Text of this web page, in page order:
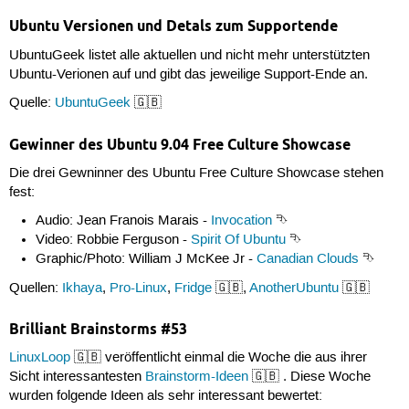
Ubuntu Versionen und Detals zum Supportende
UbuntuGeek listet alle aktuellen und nicht mehr unterstützten
Ubuntu-Verionen auf und gibt das jeweilige Support-Ende an.
Quelle: UbuntuGeek🇬🇧
Gewinner des Ubuntu 9.04 Free Culture Showcase
Die drei Gewninner des Ubuntu Free Culture Showcase stehen
fest:
Audio: Jean Franois Marais - Invocation ⮷
Video: Robbie Ferguson -Spirit Of Ubuntu ⮷
Graphic/Photo: William J McKee Jr -Canadian Clouds ⮷
Quellen: Ikhaya, Pro-Linux, Fridge🇬🇧, AnotherUbuntu🇬🇧
Brilliant Brainstorms #53
LinuxLoop🇬🇧 veröffentlicht einmal die Woche die aus ihrer
Sicht interessantesten Brainstorm-Ideen🇬🇧 . Diese Woche
wurden folgende Ideen als sehr interessant bewertet: